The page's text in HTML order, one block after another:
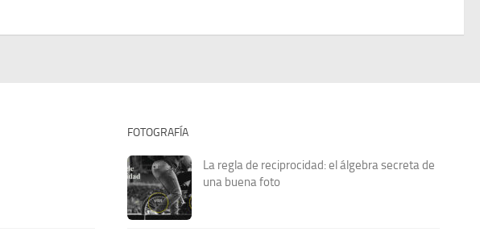
FOTOGRAFÍA
La regla de reciprocidad: el álgebra secreta de
una buena foto